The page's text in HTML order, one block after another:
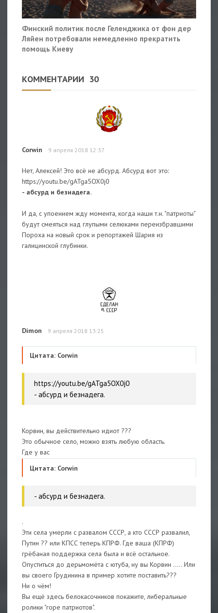
Финский политик после Геленджика от фон дер
Ляйен потребовали немедленно прекратить
помощь Киеву
КОММЕНТАРИИ 30
Corwin 9 апреля 2018 12:37
Нет, Алексей! Это всё не абсурд. Абсурд вот это:
https://youtu.be/gATga5OX0j0
- абсурд и безнадега.
И да, с упоением жду момента, когда наши т.н. "патриоты"
будут смеяться над глупыми селюками переизбравшими
Пороха на новый срок и репортажей Шария из
галицинской глубинки.
Dimon 9 апреля 2018 13:25
Цитата: Corwin
https://youtu.be/gATga5OX0j0
- абсурд и безнадега.
Корвин, вы действительно идиот ???
Это обычное село, можно взять любую область.
Где у вас
Цитата: Corwin
- абсурд и безнадега.
.
Эти села умерли с развалом СССР, а кто СССР развалил,
Путин ?? или КПСС теперь КПРФ. Где ваша (КПРФ)
грёбаная поддержка села была и всё остальное.
Опуститься до дерьмомёта с ютуба, ну вы Корвин ..... Или
вы своего Грудинина в пример хотите поставить???
Ни о чём!
Вы ещё здесь белокасочников покажите, либеральные
ролики "горе патриотов".